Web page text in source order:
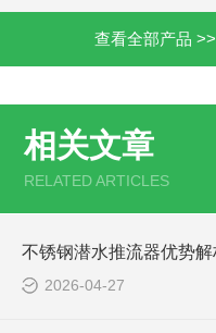
查看全部产品 >>
相关文章
RELATED ARTICLES
2026-04-27